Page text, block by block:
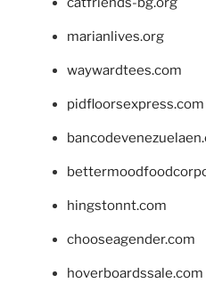
marianlives.org
waywardtees.com
pidfloorsexpress.com
hingstonnt.com
chooseagender.com
hoverboardssale.com